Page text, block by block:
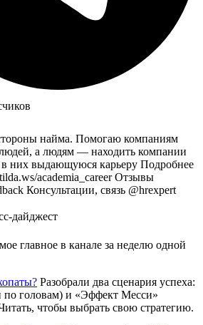
найма. Помогаю компаниям
а людям — находить компании
в них выдающуюся карьеру Подробнее
academia_career Отзывы
Консультации, связь @hrexpert
дайджест
главное в канале за неделю одной
Разобрали два сценария успеха:
по головам) и «Эффект Месси»
чтобы выбрать свою стратегию.